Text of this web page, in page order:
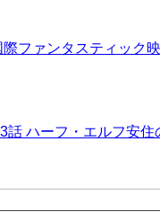
ファンタスティック
話 ハーフ・エルフ安住